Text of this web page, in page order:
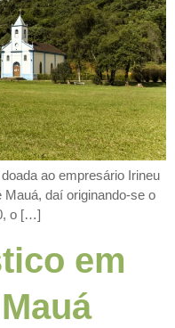
ao empresário Irineu
daí originando-se o
o […]
em